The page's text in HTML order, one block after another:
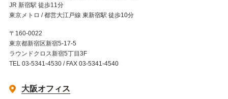
JR 新宿駅 徒歩11分
東京メトロ / 都営大江戸線 東新宿駅 徒歩10分
〒160-0022
東京都新宿区新宿5-17-5
ラウンドクロス新宿5丁目3F
TEL 03-5341-4530 / FAX 03-5341-4540
大阪オフィス